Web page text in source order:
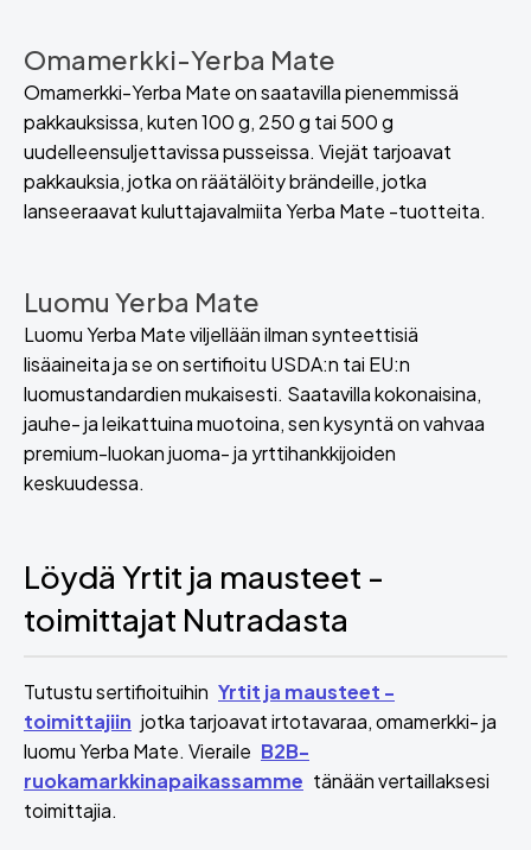
Omamerkki-Yerba Mate
Omamerkki-Yerba Mate on saatavilla pienemmissä
pakkauksissa, kuten 100 g, 250 g tai 500 g
uudelleensuljettavissa pusseissa. Viejät tarjoavat
pakkauksia, jotka on räätälöity brändeille, jotka
lanseeraavat kuluttajavalmiita Yerba Mate -tuotteita.
Luomu Yerba Mate
Luomu Yerba Mate viljellään ilman synteettisiä
lisäaineita ja se on sertifioitu USDA:n tai EU:n
luomustandardien mukaisesti. Saatavilla kokonaisina,
jauhe- ja leikattuina muotoina, sen kysyntä on vahvaa
premium-luokan juoma- ja yrttihankkijoiden
keskuudessa.
Löydä Yrtit ja mausteet -
toimittajat Nutradasta
Tutustu sertifioituihin Yrtit ja mausteet -
toimittajiin jotka tarjoavat irtotavaraa, omamerkki- ja
luomu Yerba Mate. Vieraile B2B-
ruokamarkkinapaikassamme tänään vertaillaksesi
toimittajia.